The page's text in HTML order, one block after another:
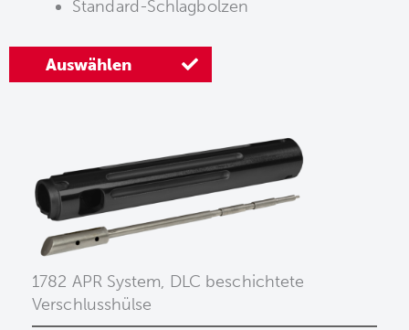
Standard-Schlagbolzen
Auswählen
1782 APR System, DLC beschichtete
Verschlusshülse